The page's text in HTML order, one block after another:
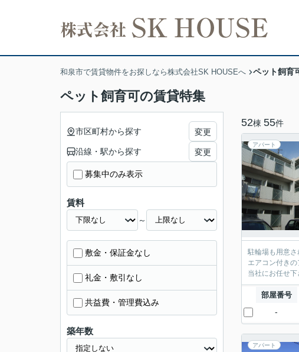
和泉市で賃貸物件をお探しなら株式会社SK HOUSEへ ペット飼育
ペット飼育可の賃貸特集
52棟 55件
アパート
駐輪場も用意
エアコン付き
当社にお任せ
部屋番号
-
アパート
市区町村から探す 変更
沿線・駅から探す 変更
募集中のみ表示
賃料
～
敷金・保証金なし
礼金・敷引なし
共益費・管理費込み
築年数